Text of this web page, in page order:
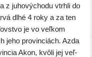
z juho­vý­cho­du vtrh­li do
dlhé 4 roky a za ten
je vo veľ­kom
jeho pro­vin­ciách. Azda
Akon, kvô­li jej veľ­